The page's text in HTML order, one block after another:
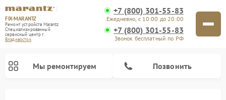
FIX-MARANTZ
Ремонт устройств Marantz
Специализированный
cервисный центр г.
Владивосток
+7 (800) 301-55-83
Ежедневно, с 10:00 до 20:00
+7 (800) 301-55-83
Звонок бесплатный по РФ
Мы ремонтируем Позвонить